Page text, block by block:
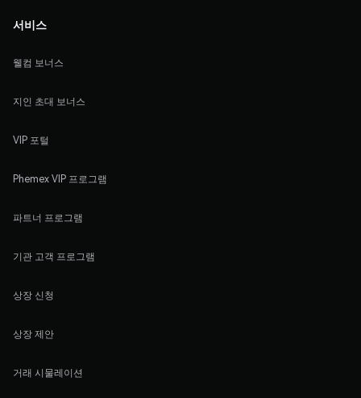
서비스
웰컴 보너스
지인 초대 보너스
VIP 포털
Phemex VIP 프로그램
파트너 프로그램
기관 고객 프로그램
상장 신청
상장 제안
거래 시물레이션